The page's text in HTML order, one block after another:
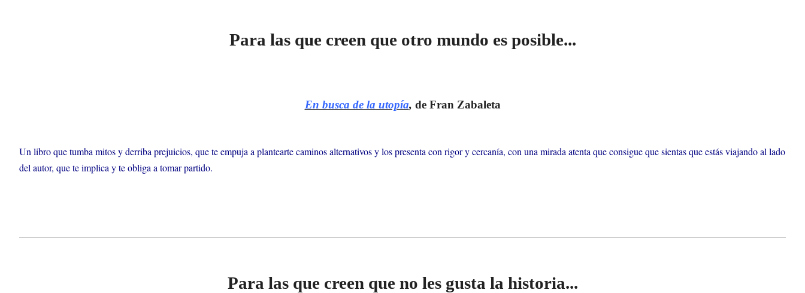
Para las que creen que otro mundo es posible...
En busca de la utopía, de Fran Zabaleta
Un libro que tumba mitos y derriba prejuicios, que te empuja a plantearte caminos alternativos y los presenta con rigor y cercanía, con una mirada atenta que consigue que sientas que estás viajando al lado
del autor, que te implica y te obliga a tomar partido.
Para las que creen que no les gusta la historia...